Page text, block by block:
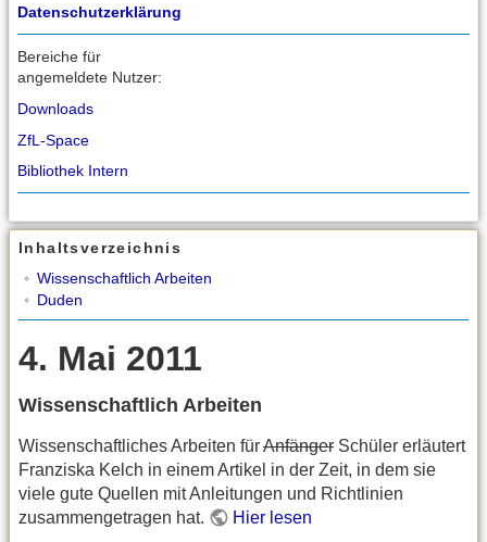
Datenschutzerklärung
Bereiche für
angemeldete Nutzer:
Downloads
ZfL-Space
Bibliothek Intern
Inhaltsverzeichnis
Wissenschaftlich Arbeiten
Duden
4. Mai 2011
Wissenschaftlich Arbeiten
Wissenschaftliches Arbeiten fürAnfänger Schüler erläutert
Franziska Kelch in einem Artikel in der Zeit, in dem sie
viele gute Quellen mit Anleitungen und Richtlinien
zusammengetragen hat.
Hier lesen